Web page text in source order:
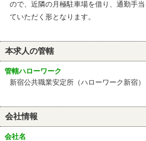
ので、近隣の月極駐車場を借り、通勤手
ていただく形となります。
本求人の管轄
管轄ハローワーク
新宿公共職業安定所（ハローワーク新宿）
会社情報
会社名